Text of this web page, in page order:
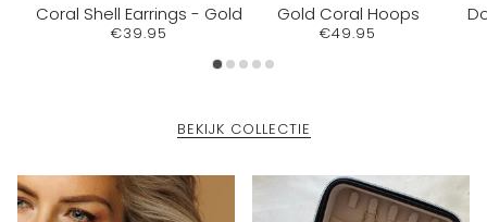
Coral Shell Earrings - Gold
€39.95
Gold Coral Hoops
€49.95
BEKIJK COLLECTIE